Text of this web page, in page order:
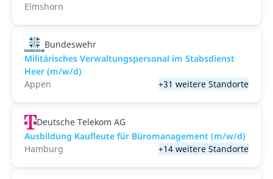
Elmshorn
Bundeswehr
Militärisches Verwaltungspersonal im Stabsdienst
Heer (m/w/d)
Appen
+31 weitere Standorte
Deutsche Telekom AG
Ausbildung Kaufleute für Büromanagement (m/w/d)
Hamburg
+14 weitere Standorte